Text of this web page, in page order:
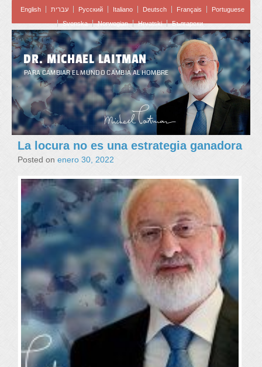
English עברית Pусский Italiano Deutsch Français
Portuguese
Svenska
Norwegian Hrvatski Български
DR. MICHAEL LAITMAN
PARA CAMBIAR EL MUNDO CAMBIA AL HOMBRE
La locura no es una estrategia ganadora
Posted on enero 30, 2022